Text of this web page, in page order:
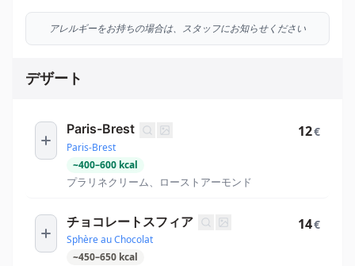
アレルギーをお持ちの場合は、スタッフにお知らせください
デザート
Paris-Brest
Paris-Brest
~400–600 kcal
プラリネクリーム、ローストアーモンド
12€
チョコレートスフィア
Sphère au Chocolat
~450–650 kcal
14€